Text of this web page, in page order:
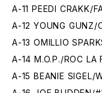
A-11 PEEDI CRAKK/
A-12 YOUNG
A-13 OMILLIO
A-14 M.O.P./ROC LA
A-15 BEANIE SIGEL/